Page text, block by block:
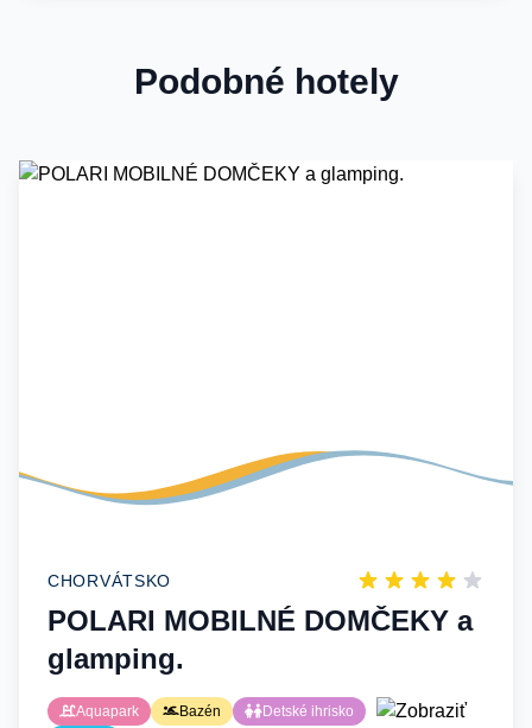
Podobné hotely
CHORVÁTSKO
POLARI MOBILNÉ DOMČEKY a
glamping.
Aquapark Bazén
Detské ihrisko